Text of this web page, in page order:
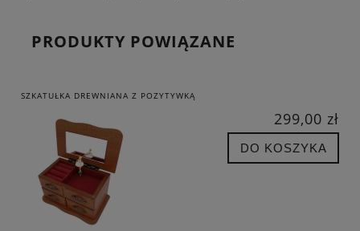
PRODUKTY POWIĄZANE
SZKATUŁKA DREWNIANA Z POZYTYWKĄ
299,00 zł
DO KOSZYKA